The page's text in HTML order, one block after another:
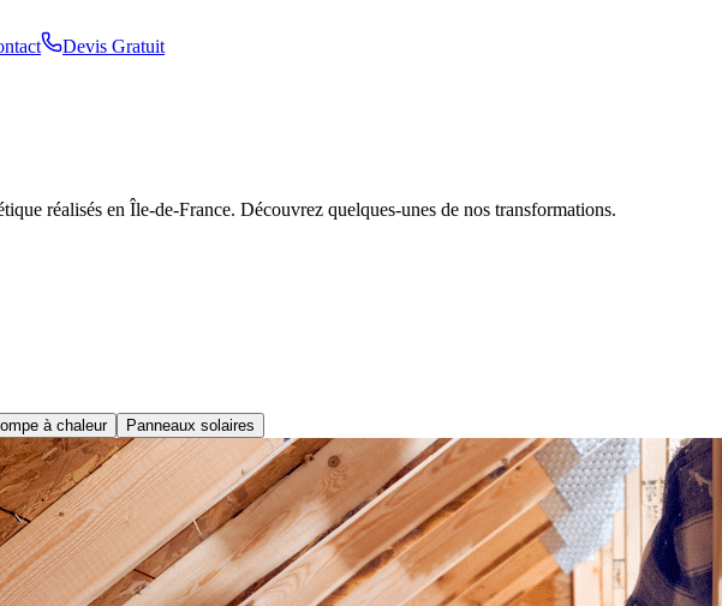
Devis Gratuit
réalisés en Île-de-France. Découvrez quelques-unes de nos transformations.
à chaleur Panneaux solaires